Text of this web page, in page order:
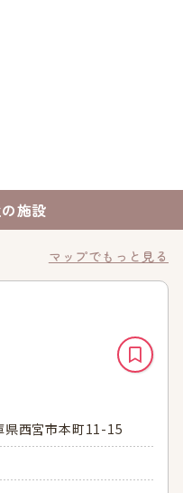
施設
マップでもっと見る
県西宮市本町11-15